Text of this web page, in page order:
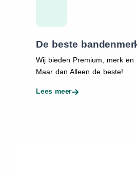
De beste
Wij bieden Premium, merk en
Maar dan Alleen de beste!
Lees meer